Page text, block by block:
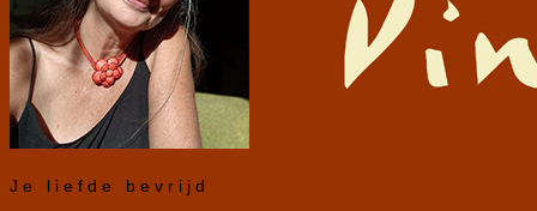
Je liefde bevrijd